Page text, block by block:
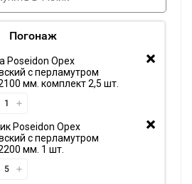
Погонаж
Poseidon Орех
с перламутром
мм. комплект 2,5 шт.
Poseidon Орех
с перламутром
мм. 1 шт.